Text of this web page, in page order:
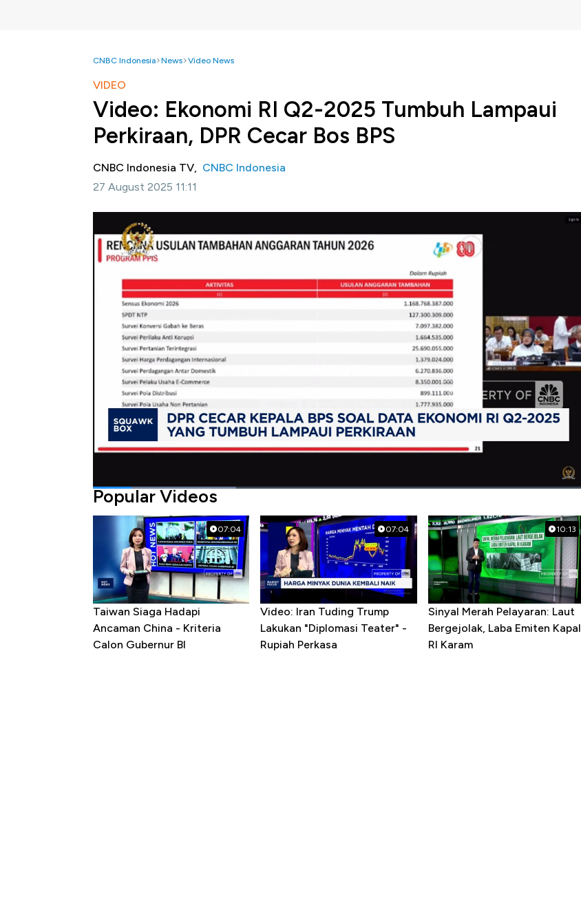
CNBC Indonesia News Video News
VIDEO
Video: Ekonomi RI Q2-2025 Tumbuh Lampaui
Perkiraan, DPR Cecar Bos BPS
CNBC Indonesia TV, CNBC Indonesia
27 August 2025 11:11
Jakarta, CNBC Indonesia -
Para politikus di Komisi X DPR RI mencecar Kepala Badan Pusat Statistik
atau BPS Amalia Adininggar Widyasanti terkait dengan data pertumbuhan ekonomi kuartal kedua
2025 yang mengejutkan banyak pihak, karena tumbuh di luar perkiraan konsensus pakar atau ekonom
Selengkapnya dalam program Squawk Box CNBC Indonesia (Rabu, 27/08/2025) berikut ini.
Bagikan:
#pertumbuhan ekonomi #bps #dpr ri
Popular Videos
07:04
Taiwan Siaga Hadapi
Ancaman China - Kriteria
Calon Gubernur BI
07:04
Video: Iran Tuding Trump
Lakukan "Diplomasi Teater" -
Rupiah Perkasa
10:13
Sinyal Merah Pelayaran: Laut
Bergejolak, Laba Emiten Kapal
RI Karam